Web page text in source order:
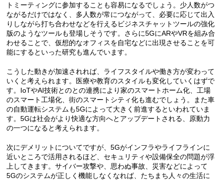
トミーティングに参加することも容易になるでしょう。少人数がつ
ながるだけではなく、多人数が常につながって、必要に応じて出入
りしながら打ち合わせなどを行えるビジネスチャットツールの強化
版のようなツールも登場しそうです。さらに5GにARやVRを組み合
わせることで、仮想的なオフィスを自宅などに出現させることを可
能にするといった研究も進んでいます。
こうした動きが加速されれば、ライフスタイルや働き方が変わって
いくと考えられます。医療や教育のスタイルも変化していくはずで
す。IoTやAI技術とのとの連携により家のスマートホーム化、工場
のスマート工場化、街のスマートシティ化も進むでしょう。また車
の自動運転システムも5Gによって大きく前進するといわれていま
す。5Gは社会がより快適な方向へとアップデートされる、原動力
の一つになると考えられます。
次にデメリットについてですが、5Gがインフラやライフラインに
近いところで活用されるほど、セキュリティや設備保全の問題が浮
上してきます。サイバー攻撃や、思わぬ事故、災害などによって
5Gのシステムが正しく機能しなくなれば、たちまち人々の生活に